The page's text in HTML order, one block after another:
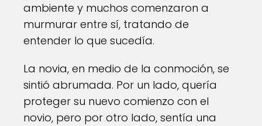
ambiente y muchos comenzaron a
murmurar entre sí, tratando de
entender lo que sucedía.
La novia, en medio de la conmoción, se
sintió abrumada. Por un lado, quería
proteger su nuevo comienzo con el
novio, pero por otro lado, sentía una